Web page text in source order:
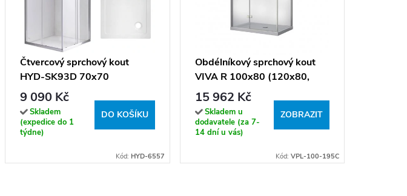
Čtvercový sprchový kout
HYD-SK93D 70x70
chrom/transparent + vanička
HYD-SSV-ST02C bílá
9 090 Kč
Skladem
(expedice do 1
týdne)
DO KOŠÍKU
Kód: HYD-6557
Obdélníkový sprchový kout
VIVA R 100x80 (120x80,
120x90), výška 195 cm - bez
vaničky
15 962 Kč
Skladem u
dodavatele (za 7-
14 dní u vás)
ZOBRAZIT
Kód: VPL-100-195C